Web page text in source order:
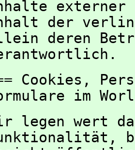
externer
der
deren
Cookies,
im
legen wert